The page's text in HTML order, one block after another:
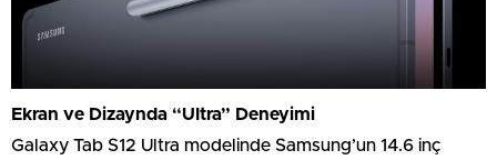
Ekran ve Dizaynda “Ultra” Deneyimi
Galaxy Tab S12 Ultra modelinde Samsung’un 14.6 inç